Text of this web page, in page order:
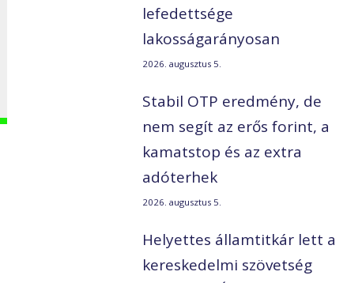
lefedettsége
lakosságarányosan
2026. augusztus 5.
Stabil OTP eredmény, de
nem segít az erős forint, a
kamatstop és az extra
adóterhek
2026. augusztus 5.
Helyettes államtitkár lett a
kereskedelmi szövetség